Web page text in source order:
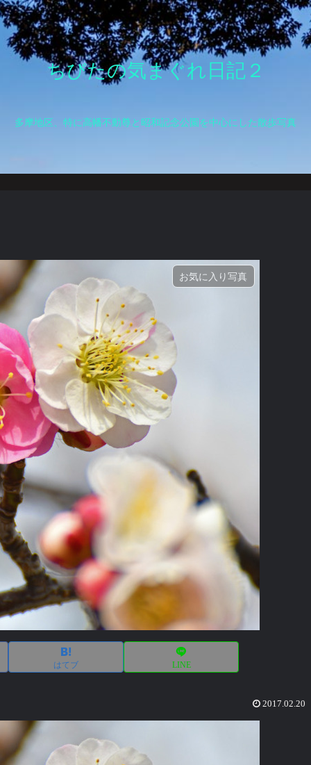
ちびたの気まぐれ日記２
多摩地区、特に高幡不動尊と昭和記念公園を中心にした散歩写真
お気に入り写真
はてブ LINE
2017.02.20